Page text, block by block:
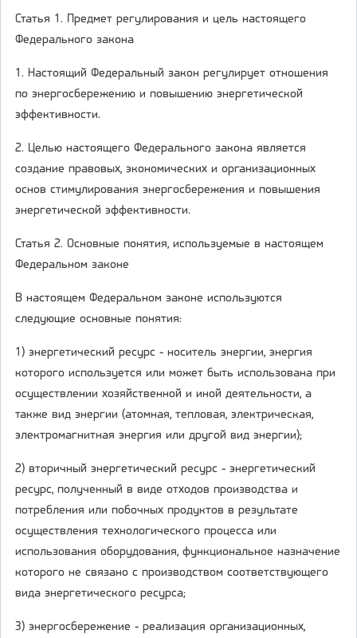
Статья 1. Предмет регулирования и цель настоящего
Федерального закона
1. Настоящий Федеральный закон регулирует отношения
по энергосбережению и повышению энергетической
эффективности.
2. Целью настоящего Федерального закона является
создание правовых, экономических и организационных
основ стимулирования энергосбережения и повышения
энергетической эффективности.
Статья 2. Основные понятия, используемые в настоящем
Федеральном законе
В настоящем Федеральном законе используются
следующие основные понятия:
1) энергетический ресурс - носитель энергии, энергия
которого используется или может быть использована при
осуществлении хозяйственной и иной деятельности, а
также вид энергии (атомная, тепловая, электрическая,
электромагнитная энергия или другой вид энергии);
2) вторичный энергетический ресурс - энергетический
ресурс, полученный в виде отходов производства и
потребления или побочных продуктов в результате
осуществления технологического процесса или
использования оборудования, функциональное назначение
которого не связано с производством соответствующего
вида энергетического ресурса;
3) энергосбережение - реализация организационных,